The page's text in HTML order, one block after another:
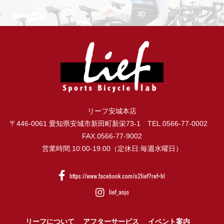
リーフ安城本店
〒446-0061 愛知県安城市新田町新栄73-1 TEL.0566-77-0002
FAX.0566-77-9002
営業時間.10:00-19:00（定休日:毎週水曜日）
https://www.facebook.com/o2lief?ref=hl
lief_anjo
リーフについて アフターサービス イベント案内